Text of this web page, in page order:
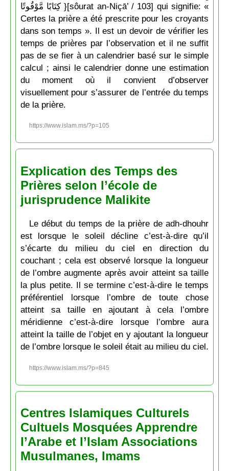
كِتَابًا مَّوْقُوتًا }[sôurat an-Niçā’ / 103] qui signifie: «
Certes la prière a été prescrite pour les croyants
dans son temps ». Il est un devoir de vérifier les
temps de prières par l’observation et il ne suffit
pas de se fier à un calendrier basé sur le simple
calcul ; ainsi le calendrier donne une estimation
du moment où il convient d’observer
visuellement pour s’assurer de l’entrée du temps
de la prière.
https://www.islam.ms/?p=105
Explication des Temps des
Prières selon l’école de
jurisprudence Malikite
Le début du temps de la prière de adh-dhouhr
est lorsque le soleil décline c’est-à-dire qu’il
s’écarte du milieu du ciel en direction du
couchant ; cela est observé lorsque la longueur
de l’ombre augmente après avoir atteint sa taille
la plus petite. Il se termine c’est-à-dire le temps
préférentiel lorsque l’ombre de toute chose
atteint sa taille en ajoutant à cela l’ombre
méridienne c’est-à-dire lorsque l’ombre aura
atteint la taille de l’objet en y ajoutant la longueur
de l’ombre lorsque le soleil était au milieu du ciel.
https://www.islam.ms/?p=845
Centres Islamiques Culturels
Cultuels Mosquées Apprendre
l’Arabe et l’Islam Associations
Musulmanes, Imams